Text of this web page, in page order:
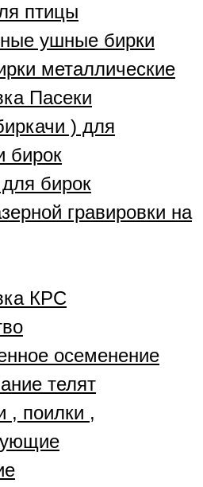
птицы
ушные бирки
металлические
Пасеки
) для
бирок
бирок
гравировки на
КРС
осеменение
телят
, поилки ,